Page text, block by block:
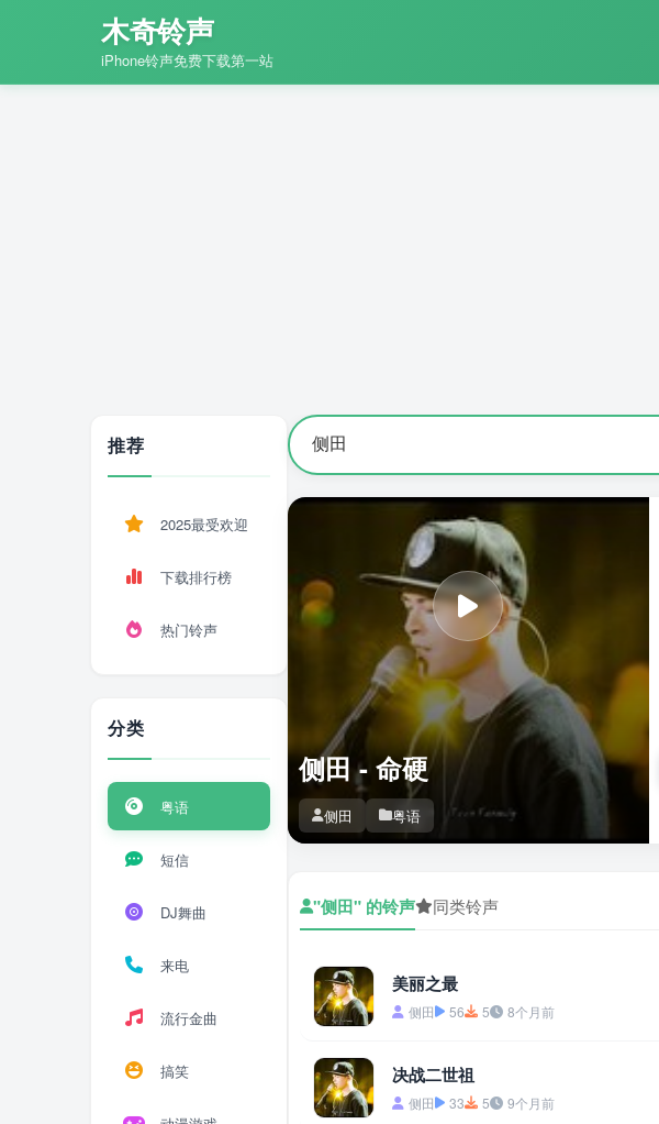
木奇铃声
iPhone铃声免费下载第一站
推荐
2025最受欢迎
下载排行榜
热门铃声
分类
粤语
短信
DJ舞曲
来电
流行金曲
搞笑
侧田 - 命硬
侧田 粤语
"侧田" 的铃声 同类铃声
美丽之最
侧田 56 5 8个月前
决战二世祖
侧田 33 5 9个月前